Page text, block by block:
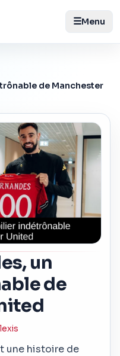
☰Menu
de Manchester
un
de
une histoire de